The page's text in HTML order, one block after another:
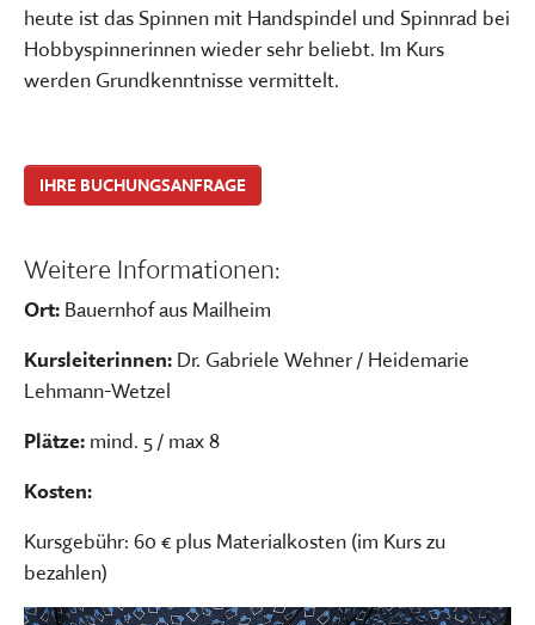
heute ist das Spinnen mit Handspindel und Spinnrad bei
Hobbyspinnerinnen wieder sehr beliebt. Im Kurs
werden Grundkenntnisse vermittelt.
IHRE BUCHUNGSANFRAGE
Weitere Informationen:
Ort: Bauernhof aus Mailheim
Kursleiterinnen: Dr. Gabriele Wehner / Heidemarie
Lehmann-Wetzel
Plätze: mind. 5 / max 8
Kosten:
Kursgebühr: 60 € plus Materialkosten (im Kurs zu
bezahlen)